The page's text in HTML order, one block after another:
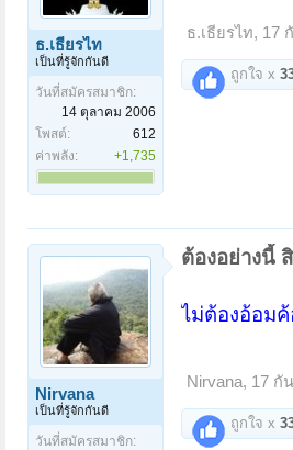
ธ.เธียรไท
เป็นที่รู้จักกันดี
วันที่สมัครสมาชิก:
14 ตุลาคม 2006
โพสต์:
612
ค่าพลัง:
+1,735
ธ.เธียรไท, 17
ถูกใจ x
Nirvana
เป็นที่รู้จักกันดี
วันที่สมัครสมาชิก:
ต้องอย่างนี้
ไม่ต้องอ้อมค้
Nirvana, 17 กั
ถูกใจ x